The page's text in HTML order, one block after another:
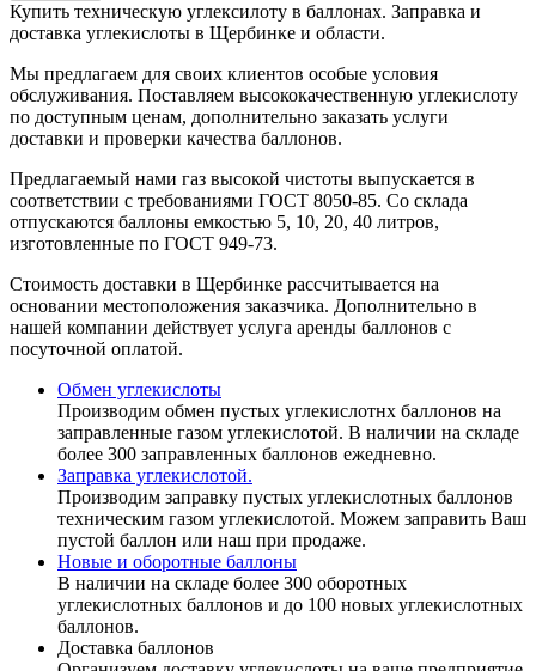
Купить техническую углексилоту в баллонах. Заправка и
доставка углекислоты в Щербинке и области.
Мы предлагаем для своих клиентов особые условия
обслуживания. Поставляем высококачественную углекислоту
по доступным ценам, дополнительно заказать услуги
доставки и проверки качества баллонов.
Предлагаемый нами газ высокой чистоты выпускается в
соответствии с требованиями ГОСТ 8050-85. Со склада
отпускаются баллоны емкостью 5, 10, 20, 40 литров,
изготовленные по ГОСТ 949-73.
Стоимость доставки в Щербинке рассчитывается на
основании местоположения заказчика. Дополнительно в
нашей компании действует услуга аренды баллонов с
посуточной оплатой.
Обмен углекислоты
Производим обмен пустых углекислотнх баллонов на
заправленные газом углекислотой. В наличии на складе
более 300 заправленных баллонов ежедневно.
Заправка углекислотой.
Производим заправку пустых углекислотных баллонов
техническим газом углекислотой. Можем заправить Ваш
пустой баллон или наш при продаже.
Новые и оборотные баллоны
В наличии на складе более 300 оборотных
углекислотных баллонов и до 100 новых углекислотных
баллонов.
Доставка баллонов